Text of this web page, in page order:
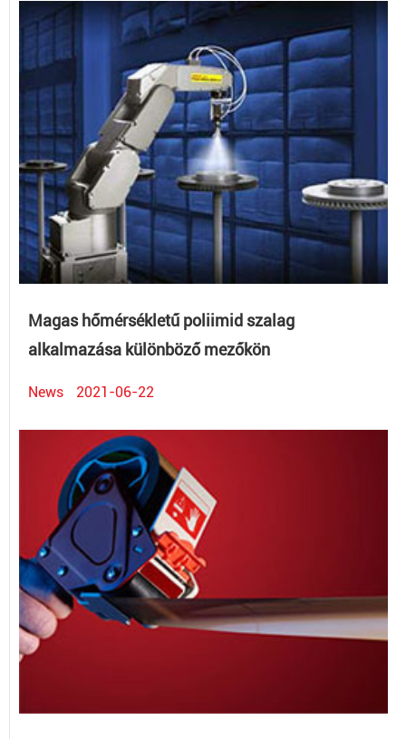
Magas hőmérsékletű poliimid szalag
alkalmazása különböző mezőkön
News 2021-06-22